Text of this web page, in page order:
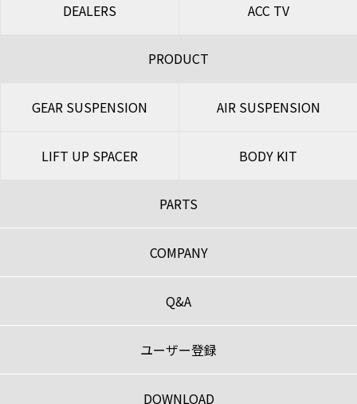
DEALERS ACC TV
PRODUCT
GEAR SUSPENSION AIR SUSPENSION
LIFT UP SPACER BODY KIT
PARTS
COMPANY
Q&A
ユーザー登録
DOWNLOAD